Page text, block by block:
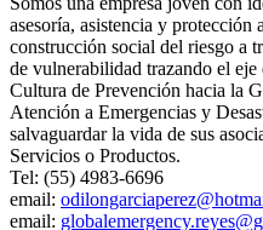
asesoría, asistencia y protección
construcción social del riesgo a
de vulnerabilidad trazando el
Cultura de Prevención hacia la
Atención a Emergencias y
salvaguardar la vida de sus
Servicios o Productos.
Tel: (55) 4983-6696
email:
email: